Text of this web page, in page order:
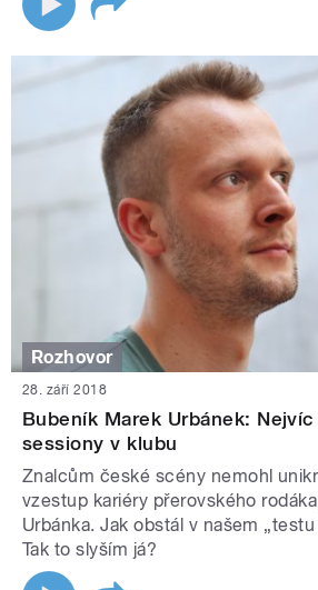
Rozhovor
28. září 2018
Bubeník Marek Urbánek:
sessiony v klubu
Znalcům české scény nemohl
vzestup kariéry přerovského
Urbánka. Jak obstál v našem
Tak to slyším já?